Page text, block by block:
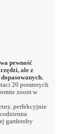
pewność
ale z
20 porannych
zoom w
perfekcyjnie
garderoby